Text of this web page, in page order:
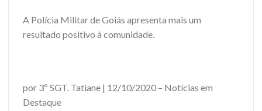
A Polícia Militar de Goiás apresenta mais um
resultado positivo à comunidade.
por 3º SGT. Tatiane | 12/10/2020 – Notícias em
Destaque